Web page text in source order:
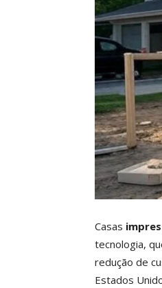
Casas
tecnologia,
redução de
Estados